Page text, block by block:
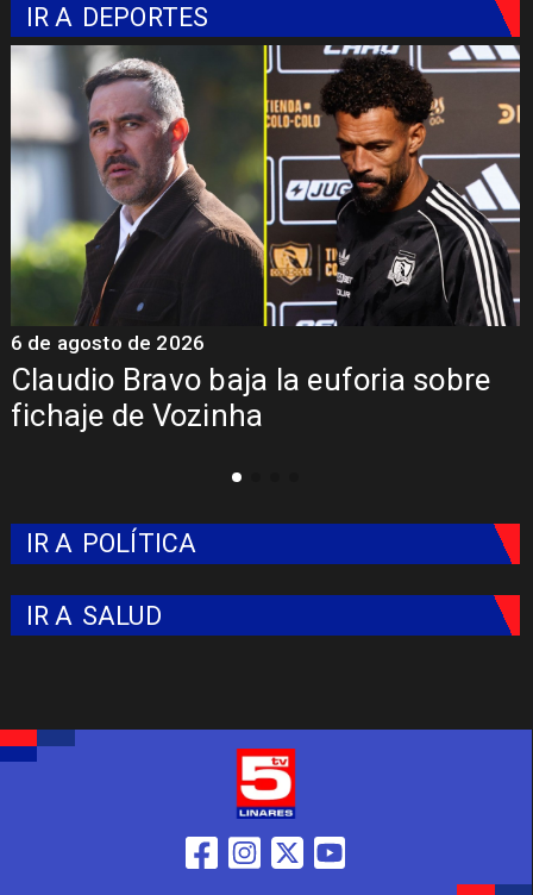
IR A DEPORTES
Presentación de Vozinha en Colo
Colo: Fecha, Estadio y Contrato
5 de agosto de 2026
IR A POLÍTICA
IR A SALUD